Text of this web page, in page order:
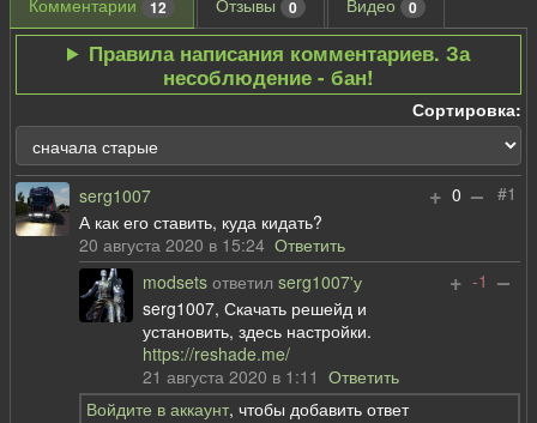
Комментарии 12 Отзывы 0 Видео 0
Правила написания комментариев. За
несоблюдение - бан!
Сортировка:
#1
+ 0 –
serg1007
А как его ставить, куда кидать?
20 августа 2020 в 15:24Ответить
+ -1 –
modsets ответилserg1007'у
serg1007, Скачать решейд и
установить, здесь настройки.
https://reshade.me/
21 августа 2020 в 1:11Ответить
Войдите в аккаунт, чтобы добавить ответ